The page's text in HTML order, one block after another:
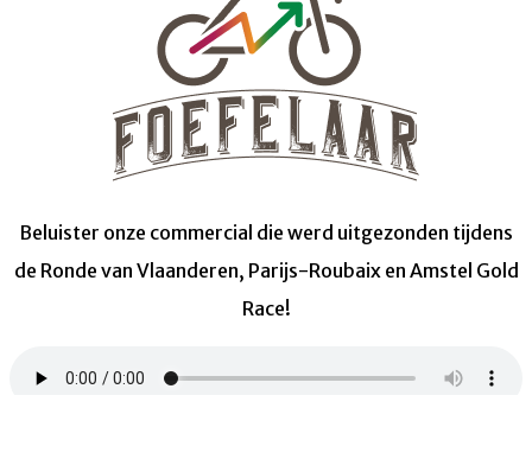
Beluister onze commercial die werd uitgezonden tijdens
de Ronde van Vlaanderen, Parijs-Roubaix en Amstel Gold
Race!